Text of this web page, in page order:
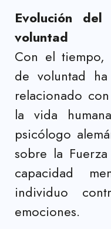
Evolución
voluntad
Con el tiempo,
de voluntad
relacionado
la vida
psicólogo
sobre la
capacidad
individuo
emociones.